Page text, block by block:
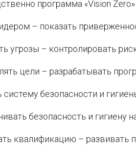
программа «Vision
– показать
угрозы – контролировать
цели – разрабатывать
систему безопасности и
безопасность и гигиену
квалификацию – развивать